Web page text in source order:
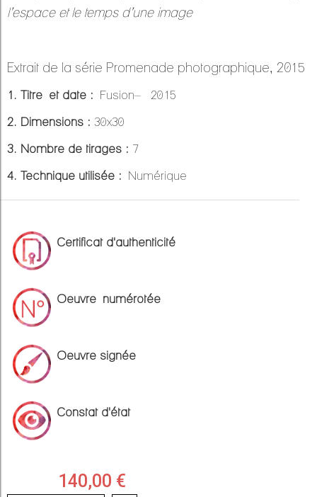
l’espace et le temps d’une image
Extrait de la série Promenade photographique, 2015
1. Titre et date : Fusion– 2015
2. Dimensions : 30x30
3. Nombre de tirages : 7
4. Technique utilisée : Numérique
Certificat d'authenticité
Oeuvre numérotée
Oeuvre signée
Constat d'état
140,00 €